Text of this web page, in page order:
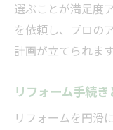
選ぶことが満足度
を依頼し、プロの
計画が立てられます
リフォーム手続
リフォームを円滑